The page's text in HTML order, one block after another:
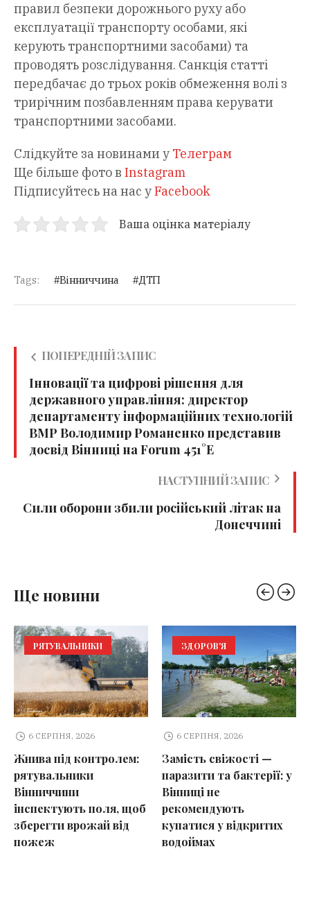
правил безпеки дорожнього руху або
експлуатації транспорту особами, які
керують транспортними засобами) та
проводять розслідування. Санкція статті
передбачає до трьох років обмеження волі з
трирічним позбавленням права керувати
транспортними засобами.
Слідкуйте за новинами у Телеграм
Ще більше фото в Instagram
Підписуйтесь на нас уFacebook
Ваша оцінка матеріалу
Tags: Вінниччина ДТП
ПОПЕРЕДНІЙ ЗАПИС
Інновації та цифрові рішення для
державного управління: директор
департаменту інформаційних технологій
ВМР Володимир Романенко представив
досвід Вінниці на Forum 451°E
НАСТУПНИЙ ЗАПИС
Сили оборони збили російський літак на
Донеччині
Ще новини
РЯТУВАЛЬНИКИ
6 СЕРПНЯ, 2026
Жнива під контролем:
рятувальники
Вінниччини
інспектують поля, щоб
зберегти врожай від
пожеж
ЗДОРОВ'Я
6 СЕРПНЯ, 2026
Замість свіжості —
паразити та бактерії: у
Вінниці не
рекомендують
купатися у відкритих
водоймах